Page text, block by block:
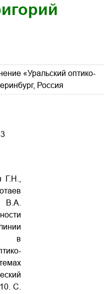
«Уральский оптико-
Россия
в
С.